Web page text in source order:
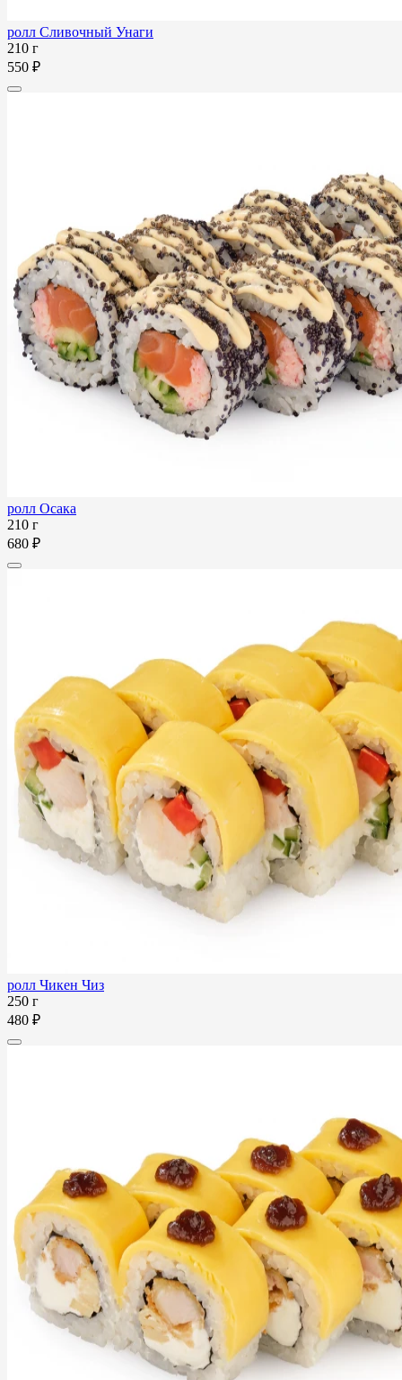
ролл Сливочный Унаги
210 г
550 ₽
ролл Осака
210 г
680 ₽
ролл Чикен Чиз
250 г
480 ₽